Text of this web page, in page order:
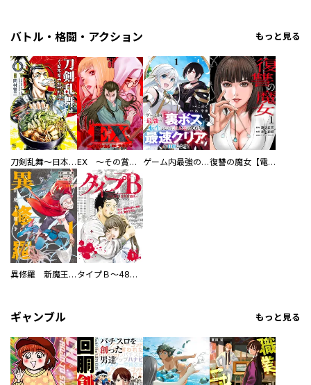
バトル・格闘・アクション もっと見る
刀剣乱舞～日本号つれづれ酒～ EX ～その賞金稼ぎは、世界の出口を探す～【単行本版】 ゲーム内最強の『裏ボス』に転生したので、主人公の代わりに最速クリアを目指します！【電子単行本版】 復讐の魔女【電子単行本版】
異修羅 新魔王戦争 タイプＢ～48時間後、致死率100％～【単話】
ギャンブル もっと見る